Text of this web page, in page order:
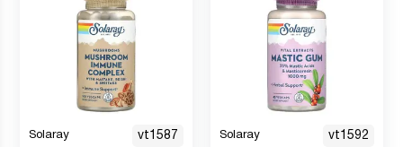
Solaray vt1587 Solaray vt1592